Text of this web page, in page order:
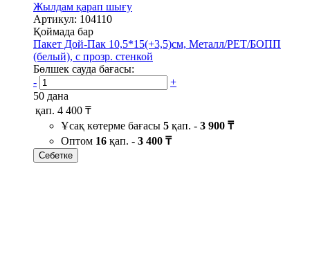
Жылдам қарап шығу
Артикул: 104110
Қоймада бар
Пакет Дой-Пак 10,5*15(+3,5)см, Металл/PET/БОПП
(белый), с прозр. стенкой
Бөлшек сауда бағасы:
-
+
50 дана
қап. 4 400 ₸
Ұсақ көтерме бағасы 5 қап. - 3 900 ₸
Оптом 16 қап. - 3 400 ₸
Себетке